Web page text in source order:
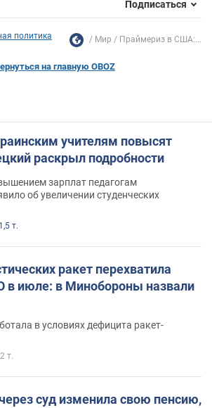
Подписаться
политика Мир Праймериз в США:...
на главную OBOZ
учителям повысят
раскрыл подробности
зарплат педагогам
об увеличении студенческих
т.
ракет перехватила
в июле: в Минобороны назвали
в условиях дефицита ракет-
т.
суд изменила свою пенсию,